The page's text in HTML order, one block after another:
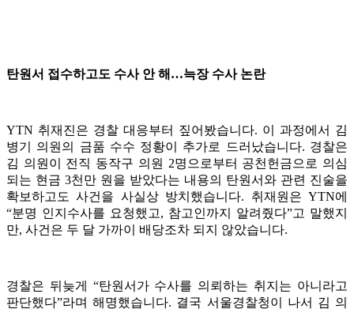
탄원서 접수하고도 수사 안 해…늑장 수사 논란
YTN 취재진은 경찰 대응부터 짚어봤습니다. 이 과정에서 김
병기 의원의 금품 수수 정황이 추가로 드러났습니다. 경찰은
김 의원이 전직 동작구 의원 2명으로부터 공천헌금으로 의심
되는 현금 3천만 원을 받았다는 내용의 탄원서와 관련 진술을
확보하고도 사건을 사실상 방치했습니다. 취재원은 YTN에
“분명 인지수사를 요청했고, 참고인까지 알려줬다”고 말했지
만, 사건은 두 달 가까이 배당조차 되지 않았습니다.
경찰은 뒤늦게 “탄원서가 수사를 의뢰하는 취지는 아니라고
판단했다”라며 해명했습니다. 결국 서울경찰청이 나서 김 의